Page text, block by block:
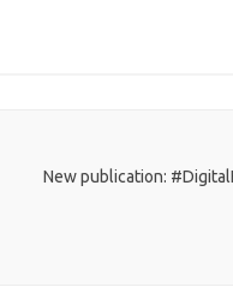
New publication: